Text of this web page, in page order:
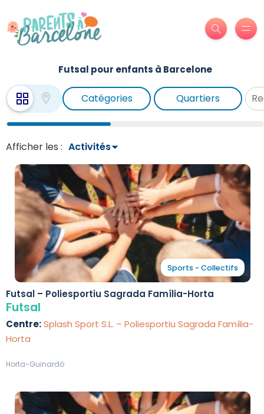
Futsal pour enfants à Barcelone
Catégories Quartiers
Afficher les :
Sports - Collectifs
Futsal – Poliesportiu Sagrada Família-Horta
Futsal
Centre:Splash Sport S.L. – Poliesportiu Sagrada Família-
Horta
Horta-Guinardó